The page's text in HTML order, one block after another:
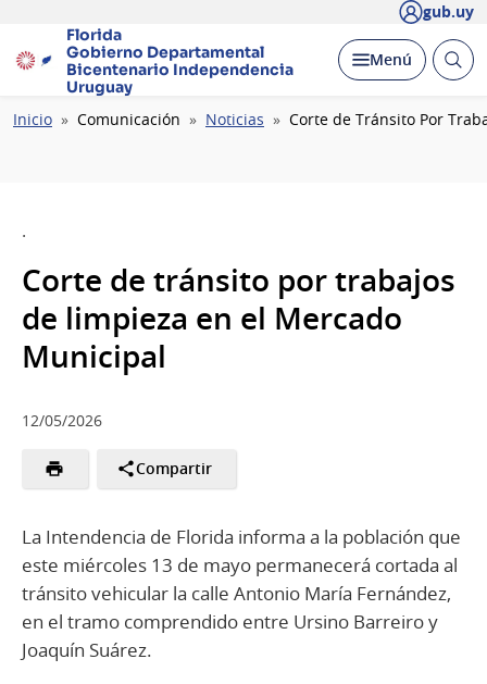
gub.uy
Florida
Gobierno Departamental
Bicentenario Independencia
Uruguay
Desplegar
Menú Abrir
Ruta
Inicio Comunicación Noticias Corte de Tránsito Por
.
Corte de tránsito por trabajos
de limpieza en el Mercado
Municipal
12/05/2026
Compartir
La Intendencia de Florida informa a la población que
este miércoles 13 de mayo permanecerá cortada al
tránsito vehicular la calle Antonio María Fernández,
en el tramo comprendido entre Ursino Barreiro y
Joaquín Suárez.